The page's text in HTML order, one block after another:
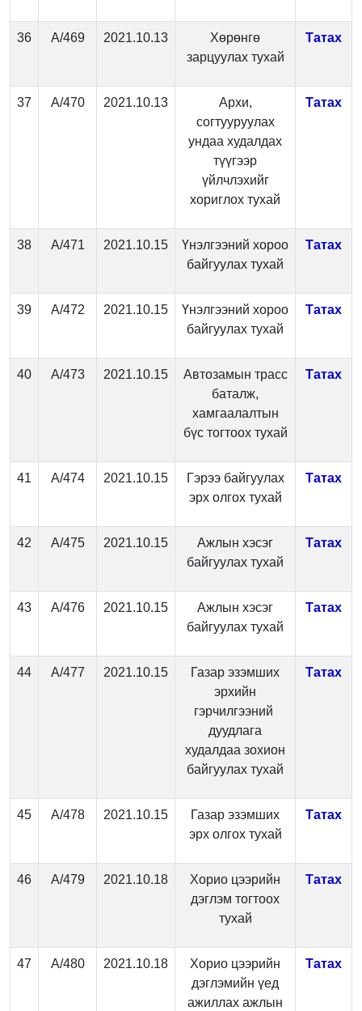
36 А/469 2021.10.13
Хөрөнгө
зарцуулах тухай
Татах
37 А/470 2021.10.13
Архи,
согтууруулах
ундаа худалдах
түүгээр
үйлчлэхийг
хориглох тухай
Татах
38 А/471 2021.10.15
Үнэлгээний хороо
байгуулах тухай
Татах
39 А/472 2021.10.15
Үнэлгээний хороо
байгуулах тухай
Татах
40 А/473 2021.10.15
Автозамын трасс
баталж,
хамгаалалтын
бүс тогтоох тухай
Татах
41 А/474 2021.10.15
Гэрээ байгуулах
эрх олгох тухай
Татах
42 А/475 2021.10.15
Ажлын хэсэг
байгуулах тухай
Татах
43 А/476 2021.10.15
Ажлын хэсэг
байгуулах тухай
Татах
44 А/477 2021.10.15
Газар эзэмших
эрхийн
гэрчилгээний
дуудлага
худалдаа зохион
байгуулах тухай
Татах
45 А/478 2021.10.15
Газар эзэмших
эрх олгох тухай
Татах
46 А/479 2021.10.18
Хорио цээрийн
дэглэм тогтоох
тухай
Татах
47 А/480 2021.10.18
Хорио цээрийн
дэглэмийн үед
ажиллах ажлын
Татах